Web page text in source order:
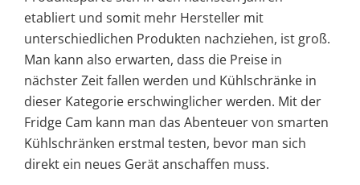
etabliert und somit mehr Hersteller mit
unterschiedlichen Produkten nachziehen, ist groß.
Man kann also erwarten, dass die Preise in
nächster Zeit fallen werden und Kühlschränke in
dieser Kategorie erschwinglicher werden. Mit der
Fridge Cam kann man das Abenteuer von smarten
Kühlschränken erstmal testen, bevor man sich
direkt ein neues Gerät anschaffen muss.